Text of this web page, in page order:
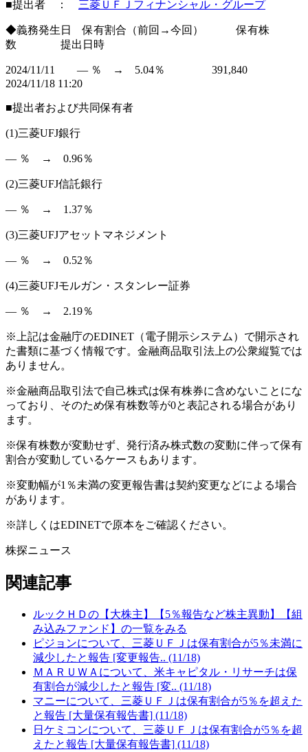
■提出者 ： 三菱ＵＦＪフィナンシャル・グループ
◆義務発生日 保有割合（前回→今回） 保有株
数 提出日時
2024/11/11 ― ％ → 5.04％ 391,840
2024/11/18 11:20
■提出者および共同保有者
(1)三菱UFJ銀行
― ％ → 0.96％
(2)三菱UFJ信託銀行
― ％ → 1.37％
(3)三菱UFJアセットマネジメント
― ％ → 0.52％
(4)三菱UFJモルガン・スタンレー証券
― ％ → 2.19％
※上記は金融庁のEDINET（電子開示システム）で開示され
た書類に基づく情報です。金融商品取引法上の公衆縦覧では
ありません。
※金融商品取引法で自己株式は保有株券に含めないことにな
っており、そのため保有株数等が0と表記される場合があり
ます。
※保有株数が変動せず、発行済み株式数の変動に伴って保有
割合が変動しているケースもあります。
※変動幅が1％未満の変更報告書は契約変更などによる場合
があります。
※詳しくはEDINETで原本をご確認ください。
株探ニュース
関連記事
ルックＨＤの【大株主】【5％報告など株主異動】【組
み込みファンド】の一覧をみる
ピジョンについて、三菱ＵＦＪは保有割合が5％未満に
減少したと報告 [変更報告.. (11/18)
ＭＡＲＵＷＡについて、米キャピタル・リサーチは保
有割合が減少したと報告 [変.. (11/18)
マニーについて、三菱ＵＦＪは保有割合が5％を超えた
と報告 [大量保有報告書] (11/18)
日ケミコンについて、三菱ＵＦＪは保有割合が5％を超
えたと報告 [大量保有報告書] (11/18)